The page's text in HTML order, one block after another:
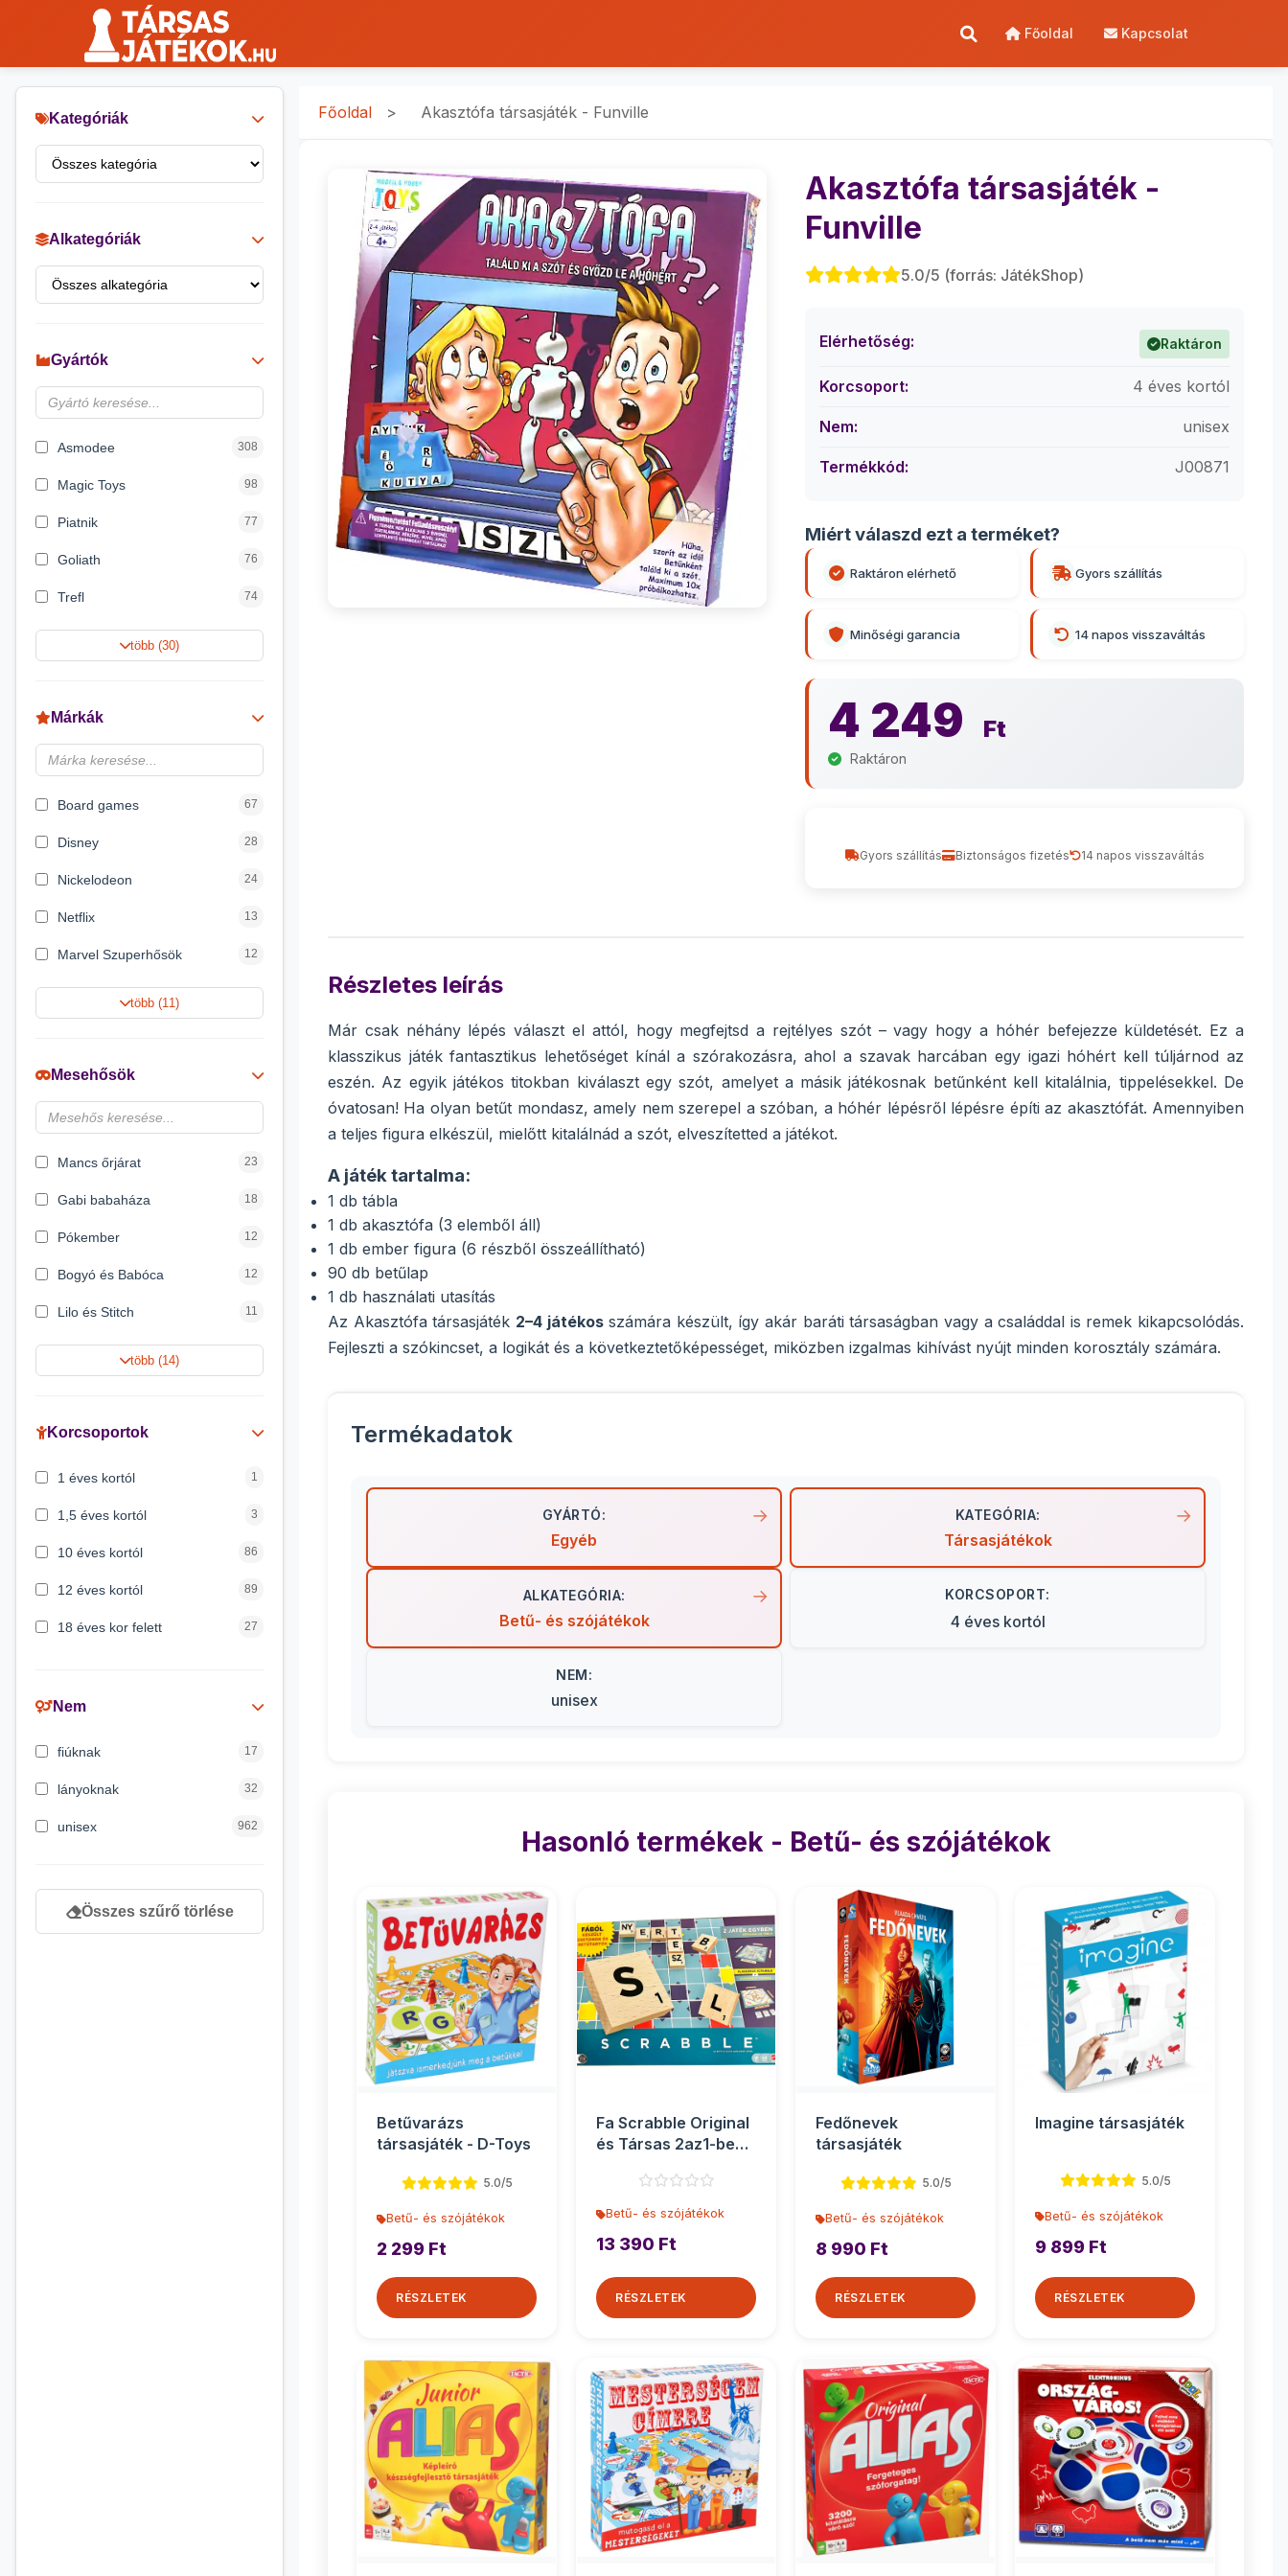
Főoldal Kapcsolat
Kategóriák
Alkategóriák
Gyártók
Asmodee 308
Magic Toys 98
Piatnik 77
Goliath 76
Trefl 74
Keller&Mayer 60
Spin Master
Delta Vision 28
több (30)
Márkák
Board games 67
Disney 28
Nickelodeon 24
Netflix 13
Marvel Szuperhősök 12
Rubik bűvös kocka 10
Noris
Disney hercegnők 6
több (11)
Mesehősök
Mancs őrjárat 23
Gabi babaháza 18
Pókember 12
Bogyó és Babóca 12
Lilo és Stitch 11
Harry Potter 9
Peppa malac
több (14)
Korcsoportok
1 éves kortól 1
1,5 éves kortól 3
10 éves kortól 86
12 éves kortól 89
18 éves kor felett 27
3 éves kortól 200
7 éves kortól 53
Nem
fiúknak 17
lányoknak 32
unisex 962
Összes szűrő törlése
Főoldal > Akasztófa társasjáték - Funville
Akasztófa társasjáték -
Funville
5.0/5 (forrás: JátékShop)
Elérhetőség: Raktáron
Korcsoport: 4 éves kortól
Nem: unisex
Termékkód: J00871
Miért válaszd ezt a terméket?
Raktáron elérhető Gyors szállítás
Minőségi garancia 14 napos visszaváltás
4 249 Ft
Raktáron
Gyors szállítás Biztonságos fizetés 14 napos visszaváltás
Részletes leírás
Már csak néhány lépés választ el attól, hogy megfejtsd a rejtélyes szót – vagy hogy a hóhér befejezze küldetését. Ez a
klasszikus játék fantasztikus lehetőséget kínál a szórakozásra, ahol a szavak harcában egy igazi hóhért kell túljárnod az
eszén. Az egyik játékos titokban kiválaszt egy szót, amelyet a másik játékosnak betűnként kell kitalálnia, tippelésekkel. De
óvatosan! Ha olyan betűt mondasz, amely nem szerepel a szóban, a hóhér lépésről lépésre építi az akasztófát. Amennyiben
a teljes figura elkészül, mielőtt kitalálnád a szót, elveszítetted a játékot.
A játék tartalma:
1 db tábla
1 db akasztófa (3 elemből áll)
1 db ember figura (6 részből összeállítható)
90 db betűlap
1 db használati utasítás
Az Akasztófa társasjáték 2–4 játékosszámára készült, így akár baráti társaságban vagy a családdal is remek kikapcsolódás.
Fejleszti a szókincset, a logikát és a következtetőképességet, miközben izgalmas kihívást nyújt minden korosztály számára.
Termékadatok
GYÁRTÓ:
Egyéb
KATEGÓRIA:
Társasjátékok
ALKATEGÓRIA:
Betű- és szójátékok
KORCSOPORT:
4 éves kortól
NEM:
unisex
Hasonló termékek - Betű- és szójátékok
Betűvarázs
társasjáték - D-Toys
5.0/5
Betű- és szójátékok
2 299 Ft
RÉSZLETEK
Fa Scrabble Original
és Társas 2az1-ben -
Betű- és szójátékok
13 390 Ft
RÉSZLETEK
Fedőnevek
társasjáték
5.0/5
Betű- és szójátékok
8 990 Ft
RÉSZLETEK
Imagine társasjáték
5.0/5
Betű- és szójátékok
9 899 Ft
RÉSZLETEK